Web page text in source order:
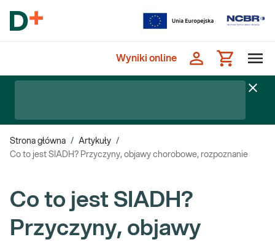
Wyniki online
Strona główna / Artykuły /
Co to jest SIADH? Przyczyny, objawy chorobowe, rozpoznanie
Co to jest SIADH?
Przyczyny, objawy